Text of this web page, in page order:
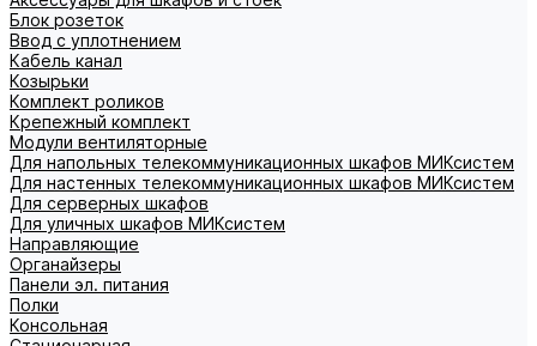
Блок розеток
Ввод с уплотнением
Кабель канал
Козырьки
Комплект роликов
Крепежный комплект
Модули вентиляторные
Для напольных телекоммуникационных шкафов МИКсистем
Для настенных телекоммуникационных шкафов МИКсистем
Для серверных шкафов
Для уличных шкафов МИКсистем
Направляющие
Органайзеры
Панели эл. питания
Полки
Консольная